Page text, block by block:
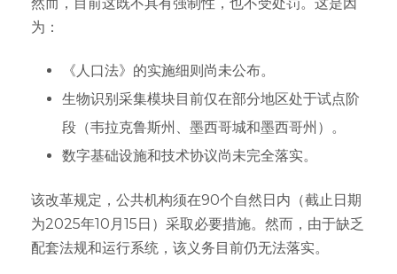
为：
《人口法》的实施细则尚未公布。
生物识别采集模块目前仅在部分地区处于试点阶
段（韦拉克鲁斯州、墨西哥城和墨西哥州）。
数字基础设施和技术协议尚未完全落实。
该改革规定，公共机构须在90个自然日内（截止日期
为2025年10月15日）采取必要措施。然而，由于缺乏
配套法规和运行系统，该义务目前仍无法落实。